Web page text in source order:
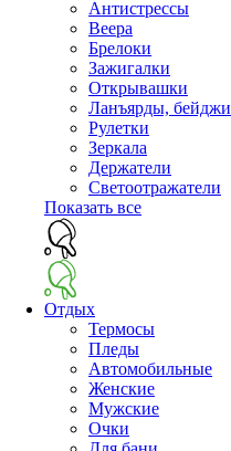
Антистрессы
Веера
Брелоки
Зажигалки
Открывашки
Ланъярды, бейджи
Рулетки
Зеркала
Держатели
Светоотражатели
Показать все
Отдых
Термосы
Пледы
Автомобильные
Женские
Мужские
Очки